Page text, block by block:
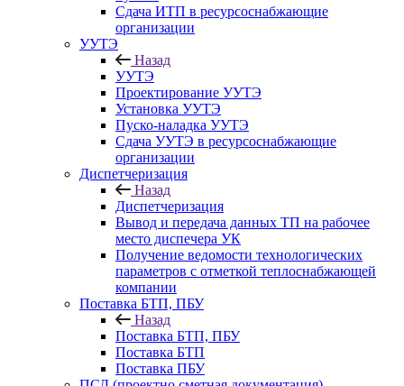
Сдача ИТП в ресурсоснабжающие
организации
УУТЭ
Назад
УУТЭ
Проектирование УУТЭ
Установка УУТЭ
Пуско-наладка УУТЭ
Сдача УУТЭ в ресурсоснабжающие
организации
Диспетчеризация
Назад
Диспетчеризация
Вывод и передача данных ТП на рабочее
место диспечера УК
Получение ведомости технологических
параметров с отметкой теплоснабжающей
компании
Поставка БТП, ПБУ
Назад
Поставка БТП, ПБУ
Поставка БТП
Поставка ПБУ